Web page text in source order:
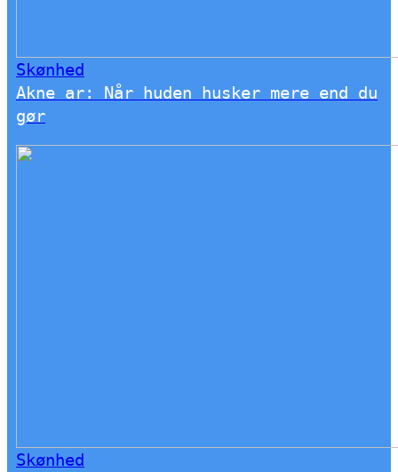
Skønhed
Akne ar: Når huden husker mere end du
gør
Skønhed